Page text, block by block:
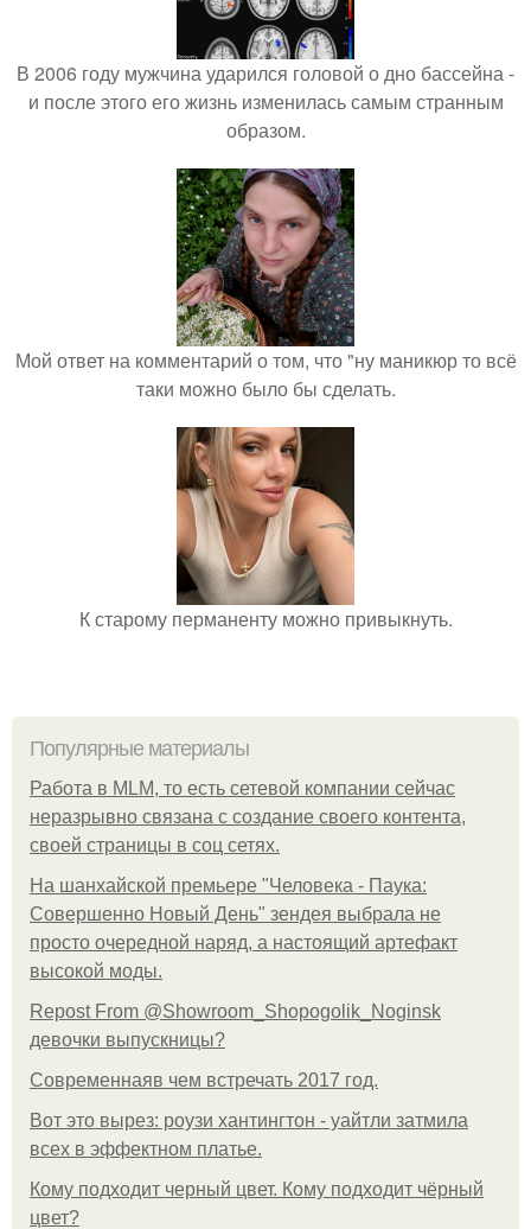
В 2006 году мужчина ударился головой о дно бассейна -
и после этого его жизнь изменилась самым странным
образом.
Мой ответ на комментарий о том, что "ну маникюр то всё
таки можно было бы сделать.
К старому перманенту можно привыкнуть.
Популярные материалы
Работа в MLM, то есть сетевой компании сейчас
неразрывно связана с создание своего контента,
своей страницы в соц сетях.
На шанхайской премьере "Человека - Паука:
Совершенно Новый День" зендея выбрала не
просто очередной наряд, а настоящий артефакт
высокой моды.
Repost From @Showroom_Shopogolik_Noginsk
девочки выпускницы?
Современнаяв чем встречать 2017 год.
Вот это вырез: роузи хантингтон - уайтли затмила
всех в эффектном платьe.
Кому подходит черный цвет. Кому подходит чёрный
цвет?